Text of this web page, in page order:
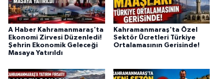
A Haber Kahramanmaraş'ta
Ekonomi Zirvesi Düzenledi!
Şehrin Ekonomik Geleceği
Masaya Yatırıldı
Kahramanmaraş'ta Özel
Sektör Ücretleri Türkiye
Ortalamasının Gerisinde!